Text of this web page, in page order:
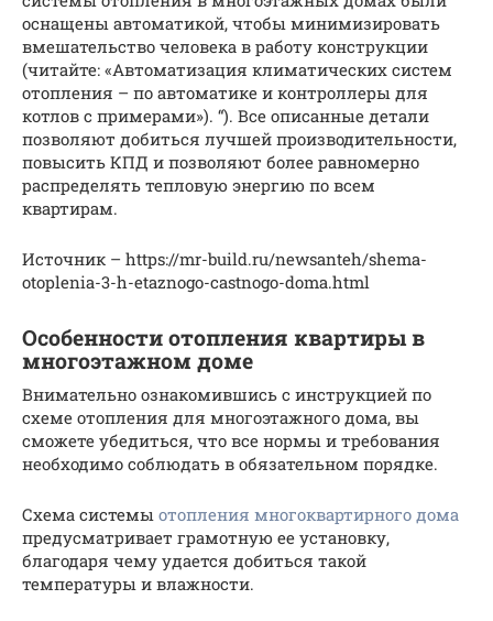
оснащены автоматикой, чтобы минимизировать
вмешательство человека в работу конструкции
(читайте: «Автоматизация климатических систем
отопления – по автоматике и контроллеры для
котлов с примерами»). “). Все описанные детали
позволяют добиться лучшей производительности,
повысить КПД и позволяют более равномерно
распределять тепловую энергию по всем
квартирам.
Источник – https://mr-build.ru/newsanteh/shema-
otoplenia-3-h-etaznogo-castnogo-doma.html
Особенности отопления квартиры в
многоэтажном доме
Внимательно ознакомившись с инструкцией по
схеме отопления для многоэтажного дома, вы
сможете убедиться, что все нормы и требования
необходимо соблюдать в обязательном порядке.
Схема системы отопления многоквартирного дома
предусматривает грамотную ее установку,
благодаря чему удается добиться такой
температуры и влажности.